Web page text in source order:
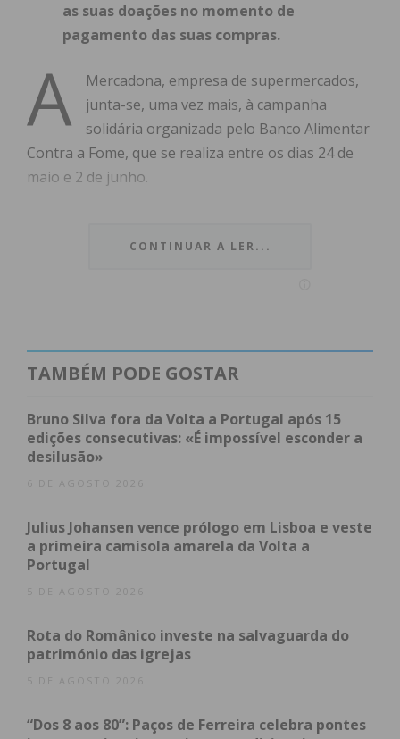
as suas doações no momento de
pagamento das suas compras.
A
Mercadona, empresa de supermercados,
junta-se, uma vez mais, à campanha
solidária organizada pelo Banco Alimentar
Contra a Fome, que se realiza entre os dias 24 de
maio e 2 de junho.
solidária, que consiste numa doação monetária, em
de pagamento no momento da compra. Os valores
doados serão depois convertidos em alimentos
pela Mercadona e entregues aos respetivos bancos
alimentares, que podem selecionar a variedade de
necessidades especificas, chegando, assim, a quem
mais precisa.
Social da Mercadona
, revela que: “Temos orgulho
em participar nesta campanha, uma vez mais, e
dizer que colaboramos com 11 Bancos Alimentares
Defendemos esta modalidade de doação porque
CONTINUAR A LER...
TAMBÉM PODE GOSTAR
Bruno Silva fora da Volta a Portugal após 15
edições consecutivas: «É impossível esconder a
desilusão»
6 DE AGOSTO 2026
Julius Johansen vence prólogo em Lisboa e veste
a primeira camisola amarela da Volta a
Portugal
5 DE AGOSTO 2026
Rota do Românico investe na salvaguarda do
património das igrejas
5 DE AGOSTO 2026
“Dos 8 aos 80”: Paços de Ferreira celebra pontes